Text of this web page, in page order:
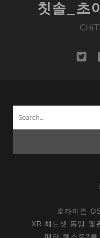
칫솔_초
호라이즌
XR 헤드셋 동맹 맺